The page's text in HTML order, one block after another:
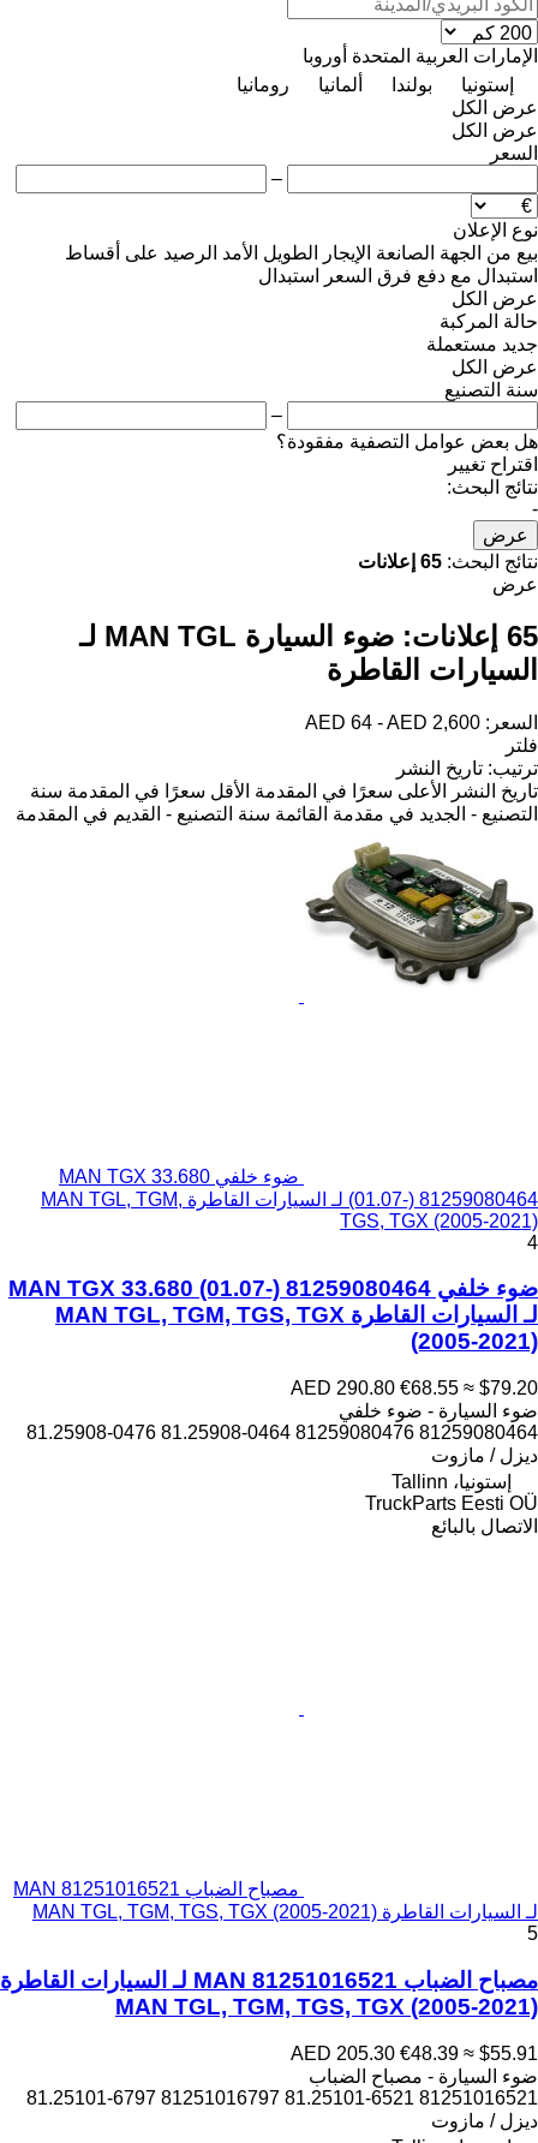
الإمارات العربية المتحدة أوروبا
إستونيا
بولندا ألمانيا
رومانيا
عرض الكل
عرض الكل
السعر
–
نوع الإعلان
بيع من الجهة الصانعة الإيجار الطويل الأمد الرصيد على أقساط
استبدال مع دفع فرق السعر
استبدال
عرض الكل
حالة المركبة
جديد مستعملة
عرض الكل
سنة التصنيع
–
هل بعض عوامل التصفية مفقودة؟
اقتراح تغيير
نتائج البحث:
-
عرض
نتائج البحث: 65 إعلانات
عرض
65 إعلانات:
ضوء السيارة MAN TGL لـ
السيارات القاطرة
السعر: AED 64 - AED 2,600
فلتر
ترتيب: تاريخ النشر
تاريخ النشر
الأعلى سعرًا في المقدمة الأقل سعرًا في المقدمة سنة
التصنيع - الجديد في مقدمة القائمة سنة التصنيع - القديم في المقدمة
ضوء خلفي MAN TGX 33.680
(01.07-) 81259080464 لـ السيارات القاطرة MAN TGL, TGM,
TGS, TGX (2005-2021)
4
ضوء خلفي MAN TGX 33.680 (01.07-) 81259080464
لـ السيارات القاطرة MAN TGL, TGM, TGS, TGX
(2005-2021)
AED 290.80 €68.55 ≈ $79.20
ضوء السيارة - ضوء خلفي
81259080464 81259080476 81.25908-0464 81.25908-0476
ديزل / مازوت
إستونيا، Tallinn
TruckParts Eesti OÜ
الاتصال بالبائع
مصباح الضباب MAN 81251016521
لـ السيارات القاطرة MAN TGL, TGM, TGS, TGX (2005-2021)
5
مصباح الضباب MAN 81251016521 لـ السيارات القاطرة
MAN TGL, TGM, TGS, TGX (2005-2021)
AED 205.30 €48.39 ≈ $55.91
ضوء السيارة - مصباح الضباب
81251016521 81.25101-6521 81251016797 81.25101-6797
ديزل / مازوت